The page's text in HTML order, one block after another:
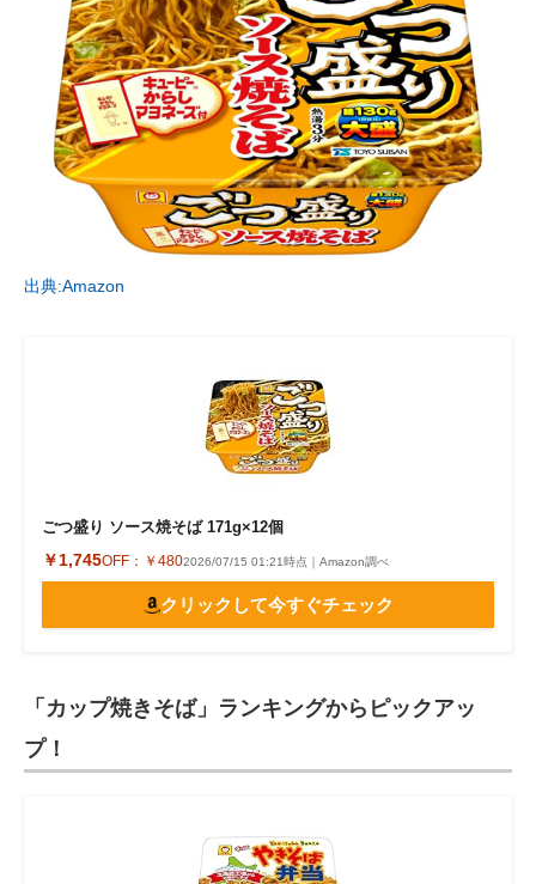
出典:Amazon
ごつ盛り ソース焼そば 171g×12個
￥1,745OFF： ￥4802026/07/15 01:21時点｜Amazon調べ
クリックして今すぐチェック
「カップ焼きそば」ランキングからピックアッ
プ！